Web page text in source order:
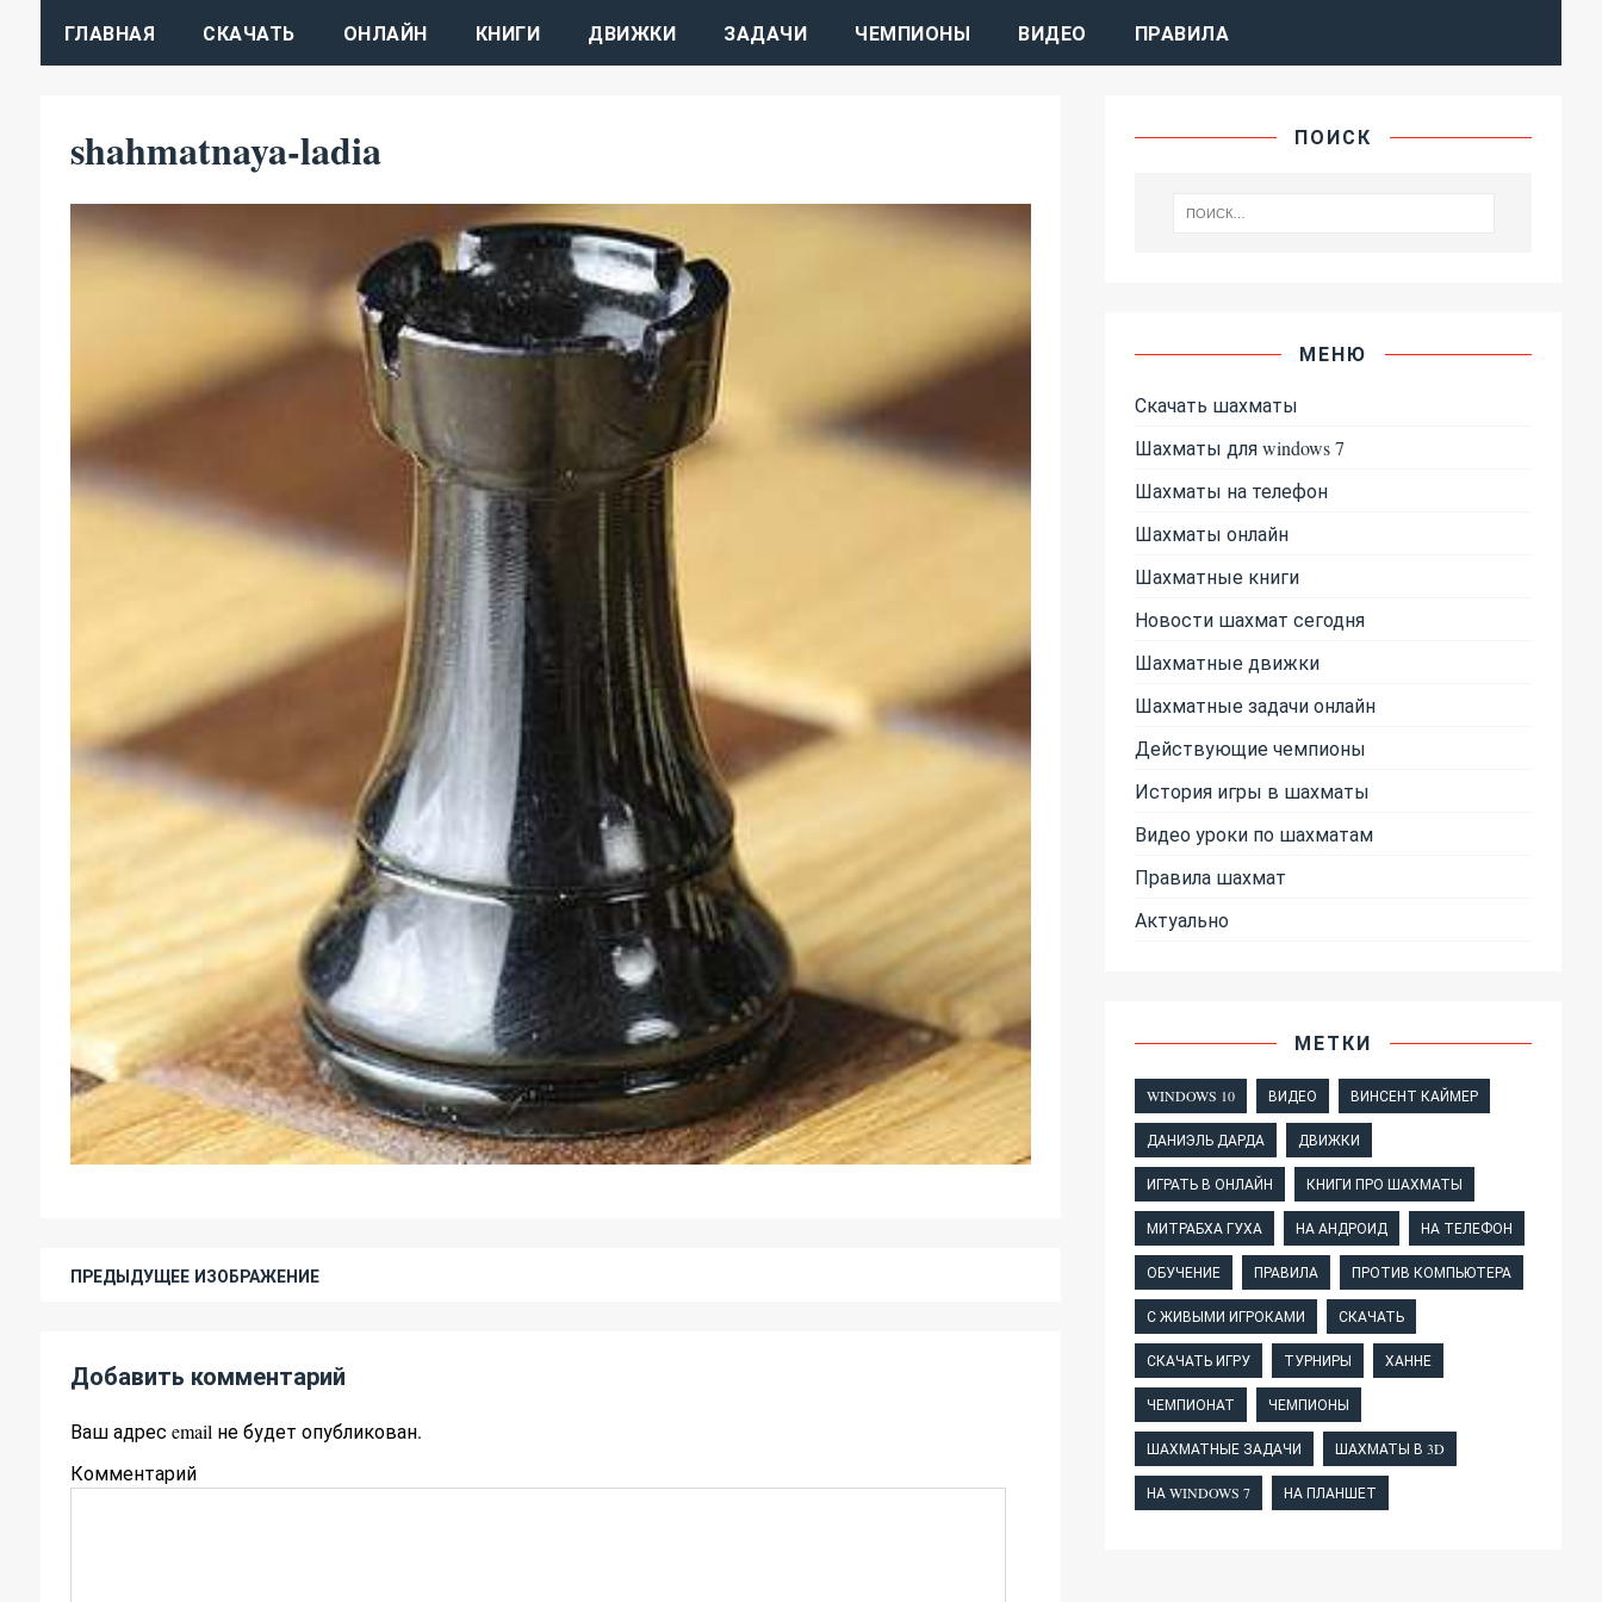
ГЛАВНАЯ СКАЧАТЬ ОНЛАЙН КНИГИ ДВИЖКИ ЗАДАЧИ ЧЕМПИОНЫ ВИДЕО ПРАВИЛА
shahmatnaya-ladia
ПРЕДЫДУЩЕЕ ИЗОБРАЖЕНИЕ
Добавить комментарий
Ваш адрес email не будет опубликован.
Комментарий
ПОИСК
МЕНЮ
Скачать шахматы
Шахматы для windows 7
Шахматы на телефон
Шахматы онлайн
Шахматные книги
Новости шахмат сегодня
Шахматные движки
Шахматные задачи онлайн
Действующие чемпионы
История игры в шахматы
Видео уроки по шахматам
Правила шахмат
Актуально
МЕТКИ
WINDOWS 10 ВИДЕО ВИНСЕНТ КАЙМЕР
ДАНИЭЛЬ ДАРДА ДВИЖКИ
ИГРАТЬ В ОНЛАЙН КНИГИ ПРО ШАХМАТЫ
МИТРАБХА ГУХА НА АНДРОИД НА ТЕЛЕФОН
ОБУЧЕНИЕ ПРАВИЛА ПРОТИВ КОМПЬЮТЕРА
С ЖИВЫМИ ИГРОКАМИ СКАЧАТЬ
СКАЧАТЬ ИГРУ ТУРНИРЫ ХАННЕ
ЧЕМПИОНАТ ЧЕМПИОНЫ
ШАХМАТНЫЕ ЗАДАЧИ ШАХМАТЫ В 3D
НА WINDOWS 7 НА ПЛАНШЕТ